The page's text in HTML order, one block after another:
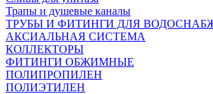
Трапы и душевые каналы
ТРУБЫ И ФИТИНГИ ДЛЯ
АКСИАЛЬНАЯ СИСТЕМА
КОЛЛЕКТОРЫ
ФИТИНГИ ОБЖИМНЫЕ
ПОЛИПРОПИЛЕН
ПОЛИЭТИЛЕН